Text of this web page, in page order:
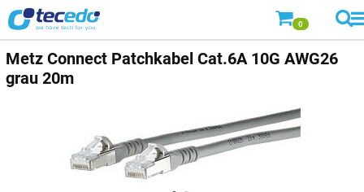
0
Metz Connect Patchkabel Cat.6A 10G AWG26
grau 20m